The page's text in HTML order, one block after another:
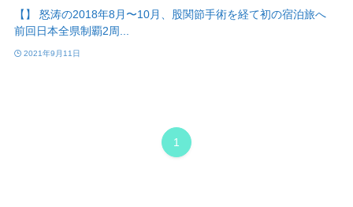
【】 怒涛の2018年8月〜10月、股関節手術を経て初の宿泊旅へ
前回日本全県制覇2周...
2021年9月11日
1